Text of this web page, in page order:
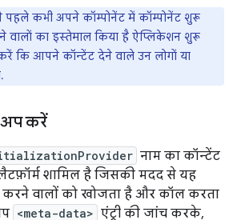
कभी अपने कॉम्पोनेंट में कॉम्पोनेंट शुरू
वालों का इस्तेमाल किया है ऐप्लिकेशन शुरू
कि आपने कॉन्टेंट देने वाले उन लोगों या
अप करें
नाम का कॉन्टेंट
शामिल है जिसकी मदद से यह
वालों को खोजता है और कॉल करता
<meta-data> एंट्री की जांच करके,